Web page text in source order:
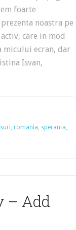
foarte
noastra pe
care in mod
ecran, dar
Isvan,
, romania, speranta,
– Add